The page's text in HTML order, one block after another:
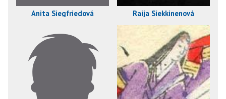
Anita Siegfriedová Raija Siekkinenová